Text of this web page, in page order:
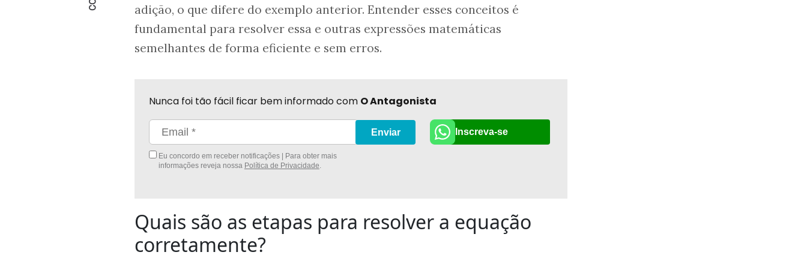
adição, o que difere do exemplo anterior. Entender esses conceitos é
fundamental para resolver essa e outras expressões matemáticas
semelhantes de forma eficiente e sem erros.
Nunca foi tão fácil ficar bem informado com O Antagonista
Eu concordo em receber notificações | Para obter mais
informações reveja nossa Política de Privacidade.
Enviar Inscreva-se
Quais são as etapas para resolver a equação
corretamente?